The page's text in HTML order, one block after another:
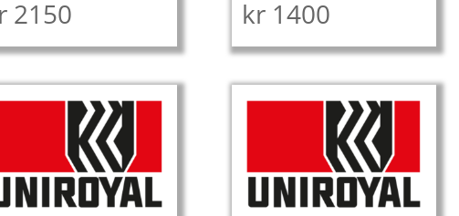
2150 kr 1400